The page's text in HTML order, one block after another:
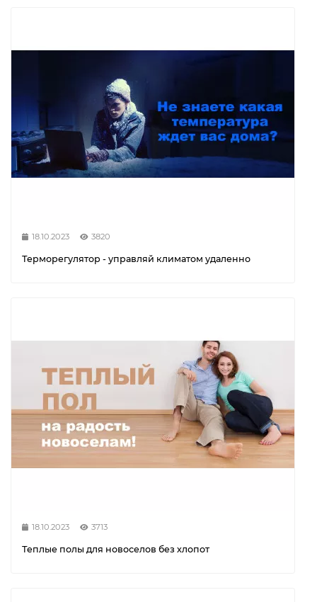
18.10.2023 3820
Терморегулятор - управляй климатом удаленно
18.10.2023 3713
Теплые полы для новоселов без хлопот